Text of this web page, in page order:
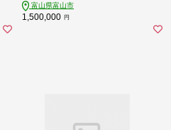
富山県富山市
1,500,000 円